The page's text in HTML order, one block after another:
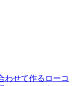
わせて作るローコ